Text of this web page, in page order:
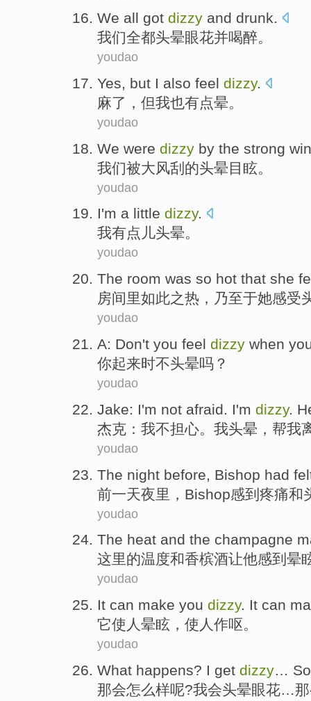
We all got dizzy and drunk.
我们全都头晕眼花并喝醉。
youdao
Yes, but I also feel dizzy.
麻了 ， 但我也有点晕。
youdao
We were dizzy by the strong
我们被大风刮的头晕目眩。
youdao
I'm a little dizzy.
我有点儿头晕。
youdao
The room was so hot that she
房间里如此之热 ，乃至于她感受
youdao
A: Don't you feel dizzy when
你起来时不头晕吗？
youdao
Jake: I'm not afraid. I'm dizzy.
杰克 ： 我不担心。我头晕 ， 帮我
youdao
The night before, Bishop had
前一天夜里， Bishop感到疼痛和
youdao
The heat and the champagne
这里的温度和香槟酒让他感到 晕
youdao
It can make you dizzy. It can
它使 人 晕眩，使人作呕。
youdao
What happens? I get dizzy… So
那会怎么样呢?我会头晕眼花…